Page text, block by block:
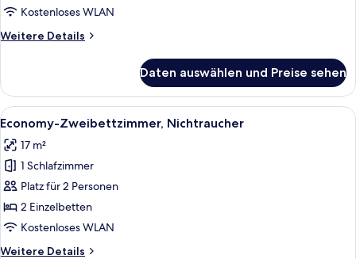
Kostenloses WLAN
Weitere Details
Weitere
Nichtraucher
Daten auswählen und Preise sehen
Alle
Fotos
für
Economy-
Zweibettzimmer,
Nichtraucher
anzeigen
Ein gemütliches Hotelzimmer mit
3
Economy-Zweibettzimmer, Nichtraucher
17 m²
1 Schlafzimmer
Platz für 2 Personen
2 Einzelbetten
Kostenloses WLAN
Weitere Details
Weitere